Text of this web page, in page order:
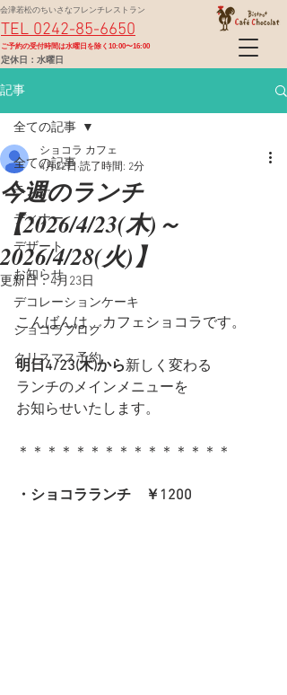
定休日：水曜日
TEL 0242-85-6650
会津若松のちいさなフレンチレストラン
​ご予約の受付時間は水曜日を除く10:00〜16:00
記事
全ての記事
ランチ
ディナー
デザート
お知らせ
デコレーションケーキ
ショコラブログ
クリスマス予約
全ての記事
今週のランチ
【2026/4/23(木)～
2026/4/28(火)】
ショコラ カフェ
4月22日 読了時間: 2分
更新日：4月23日
こんばんは、カフェショコラです。
明日4/23(木)から新しく変わる
ランチのメインメニューを
お知らせいたします。
＊＊＊＊＊＊＊＊＊＊＊＊＊＊＊
・ショコラランチ　￥1200